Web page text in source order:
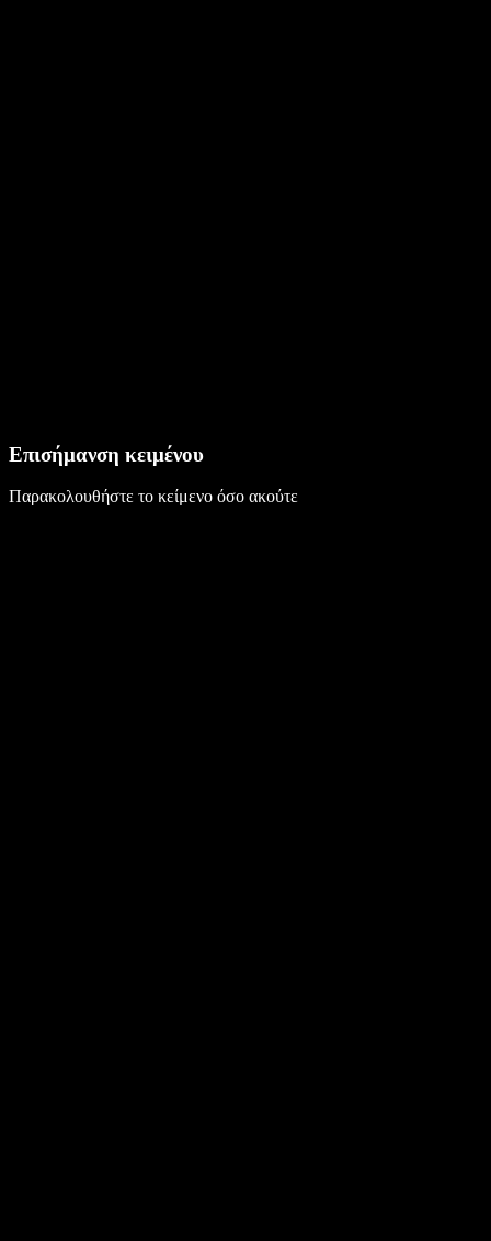
Επισήμανση κειμένου
Παρακολουθήστε το κείμενο όσο ακούτε